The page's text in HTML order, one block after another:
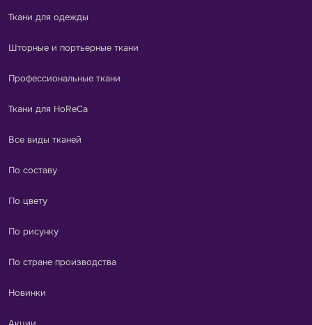
Ткани для одежды
Шторные и портьерные ткани
Профессиональные ткани
Ткани для HoReCa
Все виды тканей
По составу
По цвету
По рисунку
По стране производства
Новинки